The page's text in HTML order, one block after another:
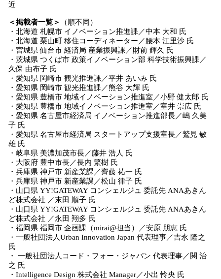
近
＜掲載者一覧＞
（順不同）
・北海道 札幌市 イノベーション推進課／中本 大和 氏
・北海道 栗山町 移住コーディネーター／腰本 江里沙 氏
・宮城県 仙台市 経済局 産業振興課／財前 輝久 氏
・茨城県 つくば市 政策イノベーション部 科学技術振興課／
久保 由布子 氏
・愛知県 岡崎市 観光推進課／平井 あいみ 氏
・愛知県 岡崎市 観光推進課／熊谷 大輝 氏
・愛知県 豊橋市 地域イノベーション推進室／小野 健太郎 氏
・愛知県 豊橋市 地域イノベーション推進室／室井 崇広 氏
・愛知県 名古屋市経済局 イノベーション推進部長／嶋 久美
子 氏
・愛知県 名古屋市経済局 スタートアップ支援室長／鷲見 敏
雄 氏
・岐阜県 美濃加茂市長／藤井 浩人 氏
・大阪府 豊中市長／長内 繁樹 氏
・兵庫県 神戸市 新産業課／齊藤 祐一 氏
・兵庫県 神戸市 新産業課／松山 律子 氏
・山口県 YY!GATEWAY コンシェルジュ 委託先 ANAあきん
ど株式会社 ／末田 順子 氏
・山口県 YY!GATEWAY コンシェルジュ 委託先 ANAあきん
ど株式会社 ／永田 翔多 氏
・福岡県 福岡市 企画課（mirai@担当）／安原 朋恵 氏
・一般社団法人Urban Innovation Japan 代表理事／吉永 隆之
氏
・ 一般社団法人コード・フォー・ジャパン 代表理事／関 治
之 氏
・Intelligence Design 株式会社 Manager／小出 怜央 氏